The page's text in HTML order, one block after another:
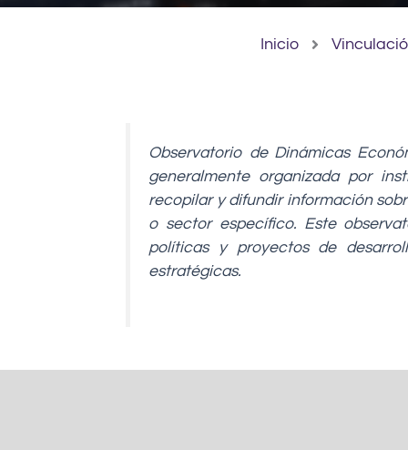
Inicio
Observatorio de Dinámicas
generalmente organizada por
recopilar y difundir información
o sector específico. Este
políticas y proyectos de
estratégicas.